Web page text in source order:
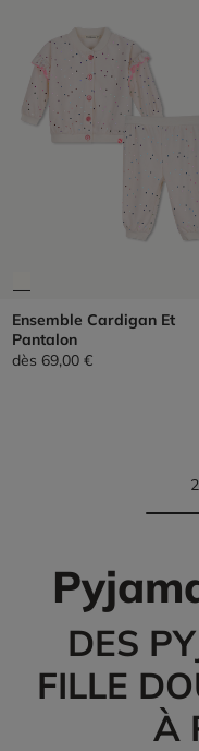
Ensemble Cardigan Et
Pantalon
dès 69,00 €
DES
FILLE
À